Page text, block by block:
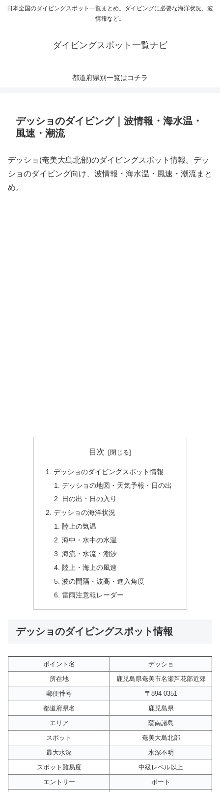
日本全国のダイビングスポット一覧まとめ。ダイビングに必要な海洋状況、波
情報など。
ダイビングスポット一覧ナビ
都道府県別一覧はコチラ
デッショのダイビング｜波情報・海水温・
風速・潮流
デッショ(奄美大島北部)のダイビングスポット情報。デッ
ショのダイビング向け、波情報・海水温・風速・潮流まと
め。
目次
デッショのダイビングスポット情報
デッショの地図・天気予報・日の出
日の出・日の入り
デッショの海洋状況
陸上の気温
海中・水中の水温
海流・水流・潮汐
陸上・海上の風速
波の間隔・波高・進入角度
雷雨注意報レーダー
デッショのダイビングスポット情報
ポイント名
デッショ
所在地
鹿児島県奄美市名瀬芦花部近郊
郵便番号
〒894-0351
都道府県名
鹿児島県
エリア
薩南諸島
スポット
奄美大島北部
最大水深
水深不明
スポット難易度
中級レベル以上
エントリー
ボート